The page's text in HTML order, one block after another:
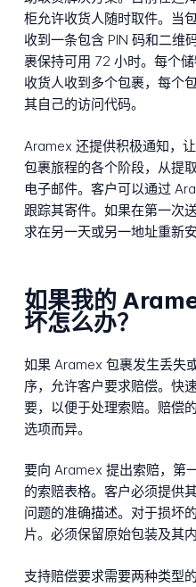
柜允许收货人随时取件。当
收到一条包含 PIN 码和二维
裹保持可用 72 小时。每个
收货人收到多个包裹，每个
其自己的访问代码。
Aramex 还提供积极通知，
包裹旅程的各个阶段，从提
电子邮件。客户可以通过
跟踪其寄件。如果在第一次
求在另一天或另一地址重新安
如果我的
坏怎么办？
如果 Aramex 包裹发生丢失
序，允许客户要求赔偿。快
要，以便于处理索赔。赔偿
选项而异。
要向 Aramex 提出索赔，第
的索赔表格。客户必须提供
问题的准确描述。对于损坏
片。必须保留原始包装及其
支持赔偿要求需要两种类型